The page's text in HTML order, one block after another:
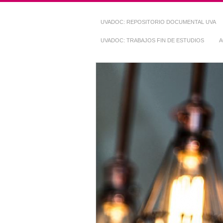
UVADOC: REPOSITORIO DOCUMENTAL UVA
UVADOC: TRABAJOS FIN DE ESTUDIOS
Repositorio
~ UVaDOC